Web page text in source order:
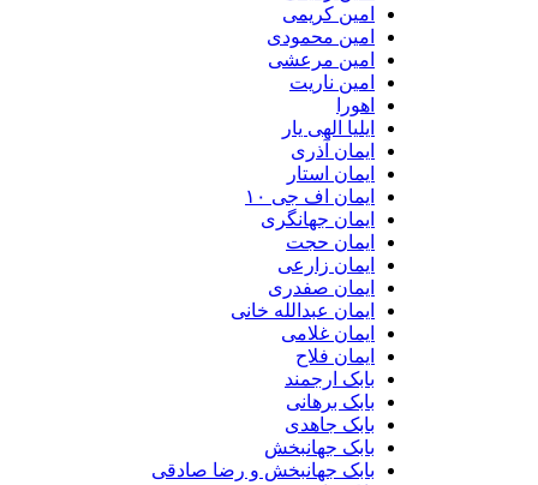
امین کریمی
امین محمودی
امین مرعشی
امین ناریت
اهورا
ایلیا الهی یار
ایمان آذری
ایمان استار
ایمان اف جی ۱۰
ایمان جهانگری
ایمان حجت
ایمان زارعی
ایمان صفدری
ایمان عبدالله خانی
ایمان غلامی
ایمان فلاح
بابک ارجمند
بابک برهانی
بابک جاهدی
بابک جهانبخش
بابک جهانبخش و رضا صادقی